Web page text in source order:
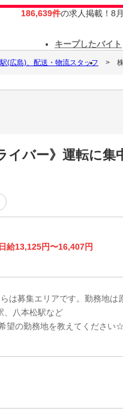
186,639件の求人掲載！8
キープしたバイト
(広島)、配送・物流スタッフ
イバー》運転に
日給13,125円〜16,407円
は募集エリアです。勤務地は
、八本松駅など
望の勤務地を教えてください☆